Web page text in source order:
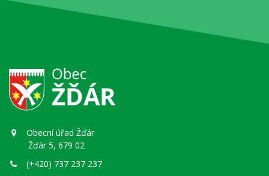
Obecní úřad Žďár
Žďár 5, 679 02
(+420) 737 237 237